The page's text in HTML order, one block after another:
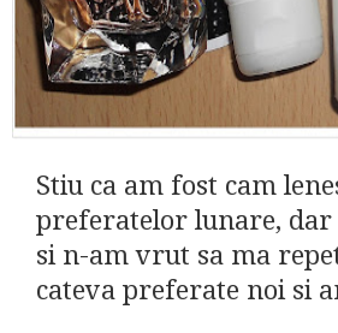
Stiu ca am fost cam
preferatelor lunare, dar
si n-am vrut sa ma
cateva preferate noi si